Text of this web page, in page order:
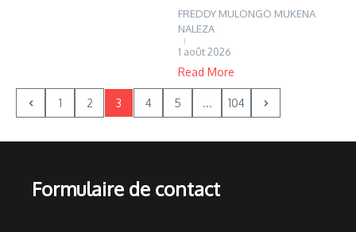
FREDDY MULONGO MUKENA
NALEZA
1 août 2026
Read More
1 2 3 4 5 ... 104
Formulaire de contact